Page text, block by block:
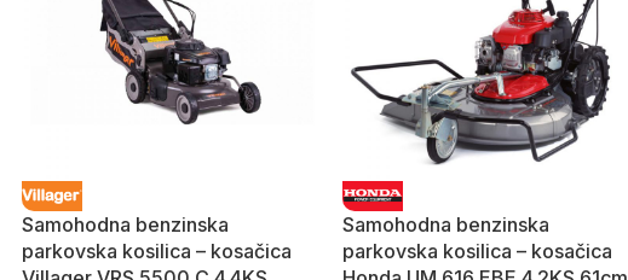
Samohodna benzinska
parkovska kosilica – kosačica
Samohodna benzinska
parkovska kosilica – kosačica